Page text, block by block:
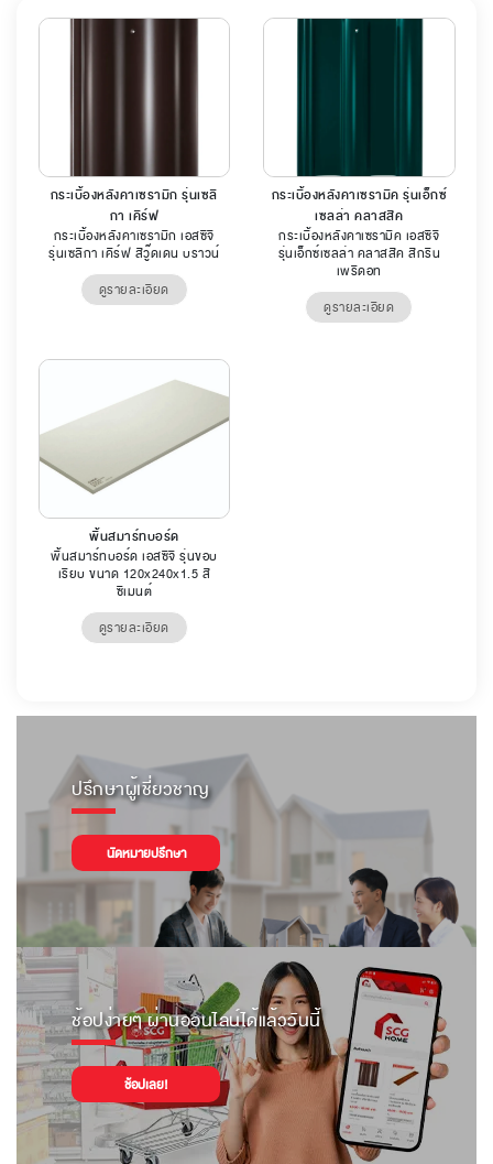
กระเบื้องหลังคาเซรามิก รุ่นเซลิ
กา เคิร์ฟ
กระเบื้องหลังคาเซรามิก เอสซีจี
รุ่นเซลิกา เคิร์ฟ สีวู๊ดเดน บราวน์
ดูรายละเอียด
กระเบื้องหลังคาเซรามิค รุ่นเอ็กซ์
เซลล่า คลาสสิค
กระเบื้องหลังคาเซรามิค เอสซีจี
รุ่นเอ็กซ์เซลล่า คลาสสิค สีกรีน
เพริดอท
ดูรายละเอียด
พื้นสมาร์ทบอร์ด
พื้นสมาร์ทบอร์ด เอสซีจี รุ่นขอบ
เรียบ ขนาด 120x240x1.5 สี
ซีเมนต์
ดูรายละเอียด
ปรึกษาผู้เชี่ยวชาญ
นัดหมายปรึกษา
ช้อปง่ายๆ ผ่านออนไลน์ได้แล้ววันนี้
ช้อปเลย!